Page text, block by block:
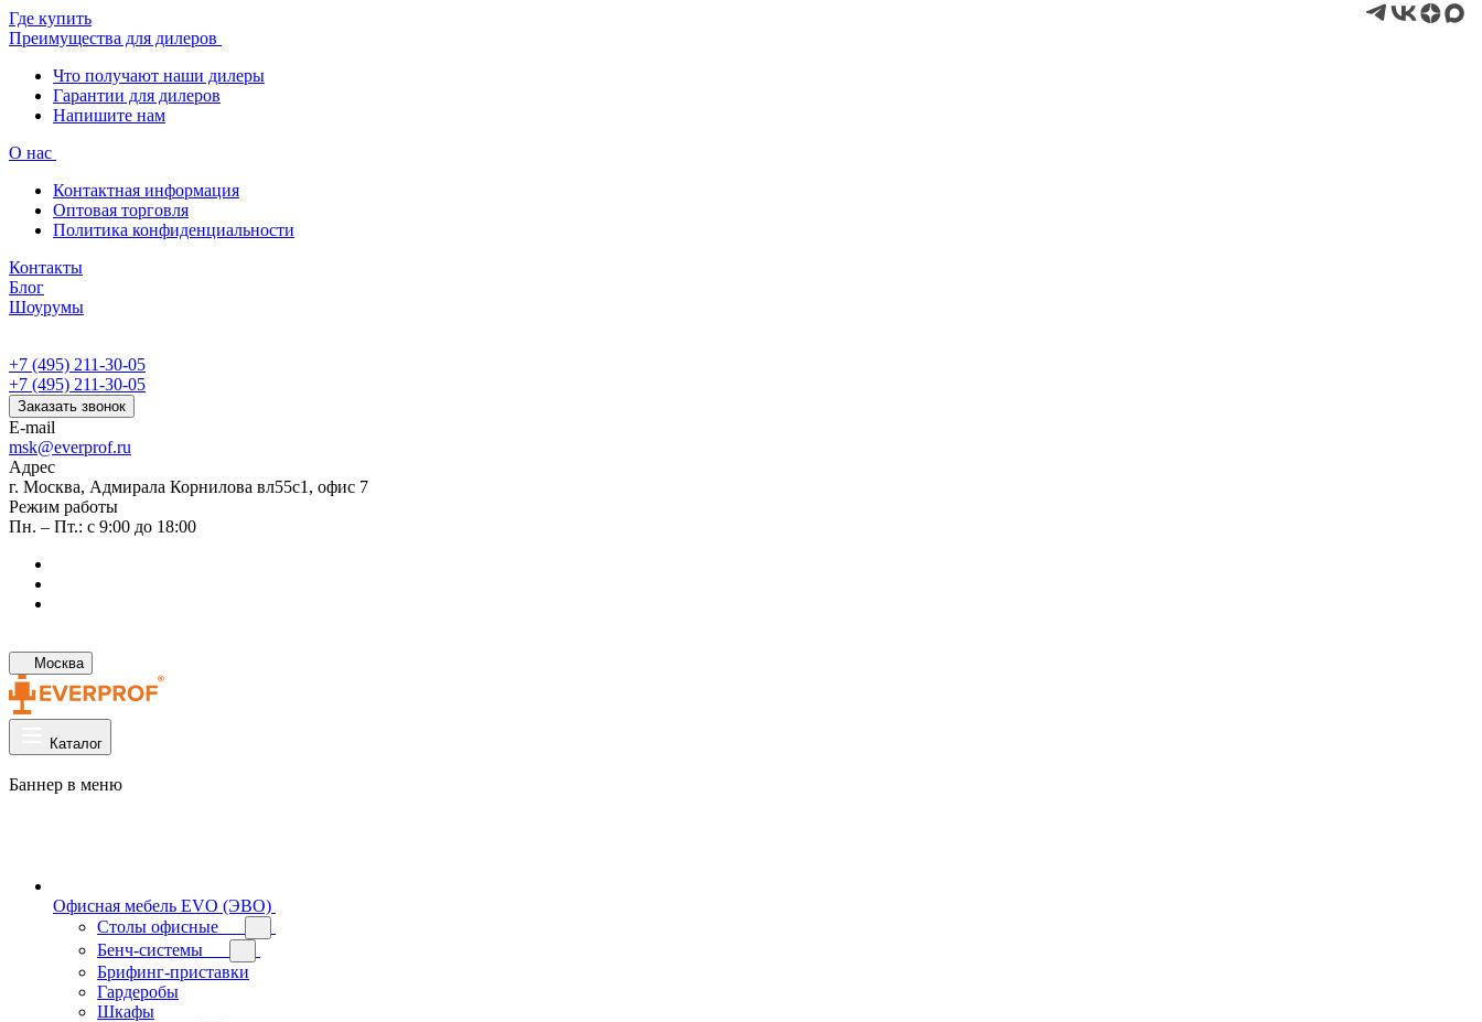
Где купить
Преимущества для дилеров
Что получают наши дилеры
Гарантии для дилеров
Напишите нам
О нас
Контактная информация
Оптовая торговля
Политика конфиденциальности
Контакты
Блог
Шоурумы
+7 (495) 211-30-05
+7 (495) 211-30-05
Заказать звонок
E-mail
msk@everprof.ru
Адрес
г. Москва, Адмирала Корнилова вл55с1, офис 7
Режим работы
Пн. – Пт.: с 9:00 до 18:00
Москва
Каталог
Баннер в меню
Офисная мебель EVO (ЭВО)
Cтолы офисные
Бенч-системы
Брифинг-приставки
Гардеробы
Шкафы